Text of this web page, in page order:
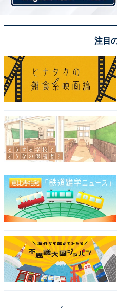
注目